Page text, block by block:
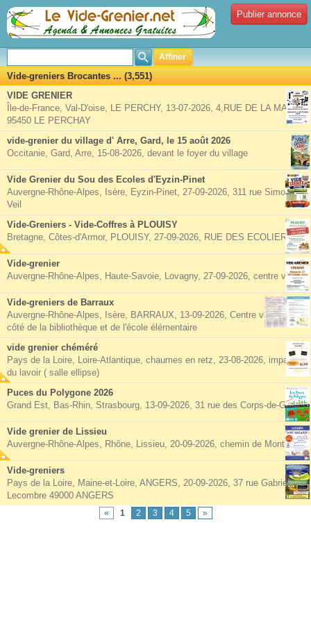
Publier annonce
Affiner
Vide-greniers Brocantes ... (3,551)
VIDE GRENIER
Île-de-France, Val-D'oise, LE PERCHY, 13-07-2026, 4,RUE DE LA MAIRIE
95450 LE PERCHAY
vide-grenier du village d' Arre, Gard, le 15 août 2026
Occitanie, Gard, Arre, 15-08-2026, devant le foyer du village
Vide Grenier du Sou des Ecoles d'Eyzin-Pinet
Auvergne-Rhône-Alpes, Isère, Eyzin-Pinet, 27-09-2026, 311 rue Simone
Veil
Vide-Greniers - Vide-Coffres à PLOUISY
Bretagne, Côtes-d'Armor, PLOUISY, 27-09-2026, RUE DES ECOLIERS
Vide-grenier
Auvergne-Rhône-Alpes, Haute-Savoie, Lovagny, 27-09-2026, centre village
Vide-greniers de Barraux
Auvergne-Rhône-Alpes, Isère, BARRAUX, 13-09-2026, Centre village à
côté de la bibliothèque et de l'école élémentaire
vide grenier chéméré
Pays de la Loire, Loire-Atlantique, chaumes en retz, 23-08-2026, impasse
du lavoir ( salle ellipse)
Puces du Polygone 2026
Grand Est, Bas-Rhin, Strasbourg, 13-09-2026, 31 rue des Corps-de-Garde
Vide grenier de Lissieu
Auvergne-Rhône-Alpes, Rhône, Lissieu, 20-09-2026, chemin de Montluzin
Vide-greniers
Pays de la Loire, Maine-et-Loire, ANGERS, 20-09-2026, 37 rue Gabriel
Lecombre 49000 ANGERS
« 1 2 3 4 5 »